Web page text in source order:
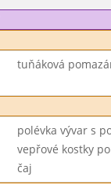
tuňáková
polévka vývar s
vepřové kostky
čaj